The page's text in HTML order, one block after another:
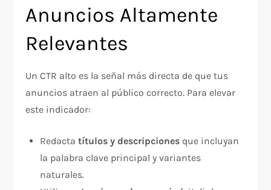
Anuncios Altamente
Relevantes
Un CTR alto es la señal más directa de que tus
anuncios atraen al público correcto. Para elevar
este indicador:
Redactatítulos y descripciones que incluyan
la palabra clave principal y variantes
naturales.